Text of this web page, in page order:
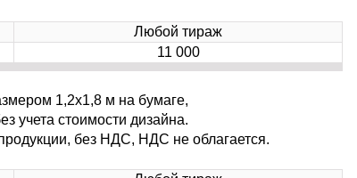
Любой тираж
11 000
1,2х1,8 м на бумаге,
учета стоимости дизайна.
без НДС, НДС не облагается.